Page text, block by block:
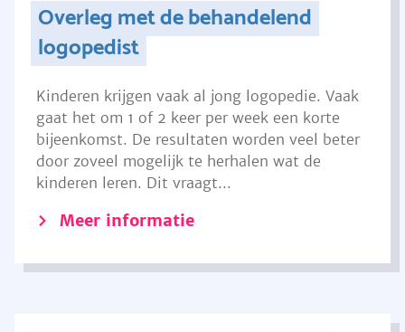
Overleg met de behandelend
logopedist
Kinderen krijgen vaak al jong logopedie. Vaak
gaat het om 1 of 2 keer per week een korte
bijeenkomst. De resultaten worden veel beter
door zoveel mogelijk te herhalen wat de
kinderen leren. Dit vraagt...
Meer informatie